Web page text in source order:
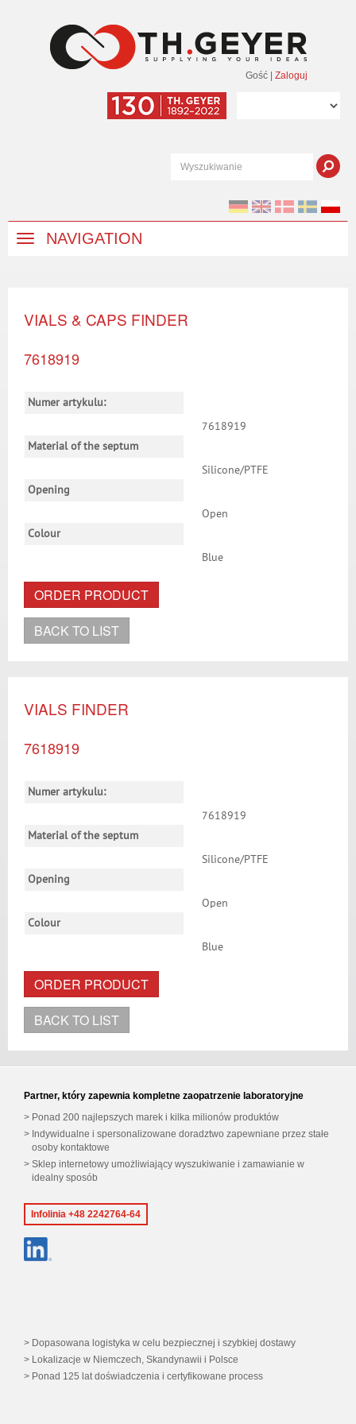
Gość Zaloguj
NAVIGATION
VIALS & CAPS FINDER
7618919
Numer artykulu:
7618919
Material of the septum
Silicone/PTFE
Opening
Open
Colour
Blue
ORDER PRODUCT
BACK TO LIST
VIALS FINDER
7618919
Numer artykulu:
7618919
Material of the septum
Silicone/PTFE
Opening
Open
Colour
Blue
ORDER PRODUCT
BACK TO LIST
Partner, który zapewnia kompletne zaopatrzenie laboratoryjne
Ponad 200 najlepszych marek i kilka milionów produktów
Indywidualne i spersonalizowane doradztwo zapewniane przez stałe
osoby kontaktowe
Sklep internetowy umożliwiający wyszukiwanie i zamawianie w
idealny sposób
Infolinia +48 2242764-64
Dopasowana logistyka w celu bezpiecznej i szybkiej dostawy
Lokalizacje w Niemczech, Skandynawii i Polsce
Ponad 125 lat doświadczenia i certyfikowane process